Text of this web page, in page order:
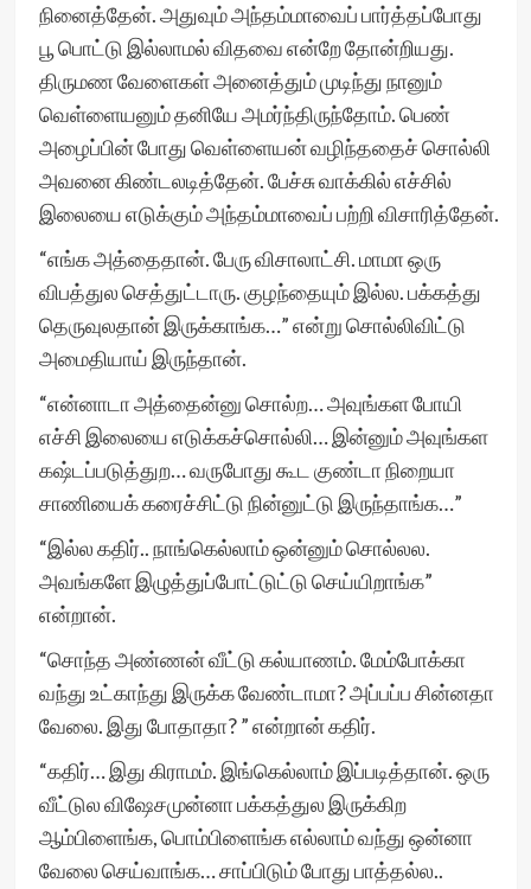
நினைத்தேன். அதுவும் அந்தம்மாவைப் பார்த்தப்போது
பூ பொட்டு இல்லாமல் விதவை என்றே தோன்றியது.
திருமண வேளைகள் அனைத்தும் முடிந்து நானும்
வெள்ளையனும் தனியே அமர்ந்திருந்தோம். பெண்
அழைப்பின் போது வெள்ளையன் வழிந்ததைச் சொல்லி
அவனை கிண்டலடித்தேன். பேச்சு வாக்கில் எச்சில்
இலையை எடுக்கும் அந்தம்மாவைப் பற்றி விசாரித்தேன்.
“எங்க அத்தைதான். பேரு விசாலாட்சி. மாமா ஒரு
விபத்துல செத்துட்டாரு. குழந்தையும் இல்ல. பக்கத்து
தெருவுலதான் இருக்காங்க…” என்று சொல்லிவிட்டு
அமைதியாய் இருந்தான்.
“என்னாடா அத்தைன்னு சொல்ற… அவுங்கள போயி
எச்சி இலையை எடுக்கச்சொல்லி… இன்னும் அவுங்கள
கஷ்டப்படுத்துற… வருபோது கூட குண்டா நிறையா
சாணியைக் கரைச்சிட்டு நின்னுட்டு இருந்தாங்க…”
“இல்ல கதிர்.. நாங்கெல்லாம் ஒன்னும் சொல்லல.
அவங்களே இழுத்துப்போட்டுட்டு செய்யிறாங்க”
என்றான்.
“சொந்த அண்ணன் வீட்டு கல்யாணம். மேம்போக்கா
வந்து உட்காந்து இருக்க வேண்டாமா? அப்பப்ப சின்னதா
வேலை. இது போதாதா? ” என்றான் கதிர்.
“கதிர்… இது கிராமம். இங்கெல்லாம் இப்படித்தான். ஒரு
வீட்டுல விஷேசமுன்னா பக்கத்துல இருக்கிற
ஆம்பிளைங்க, பொம்பிளைங்க எல்லாம் வந்து ஒன்னா
வேலை செய்வாங்க… சாப்பிடும் போது பாத்தல்ல..